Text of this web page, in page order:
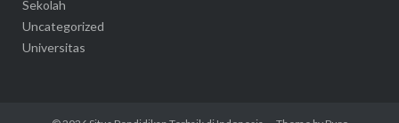
Sekolah
Uncategorized
Universitas